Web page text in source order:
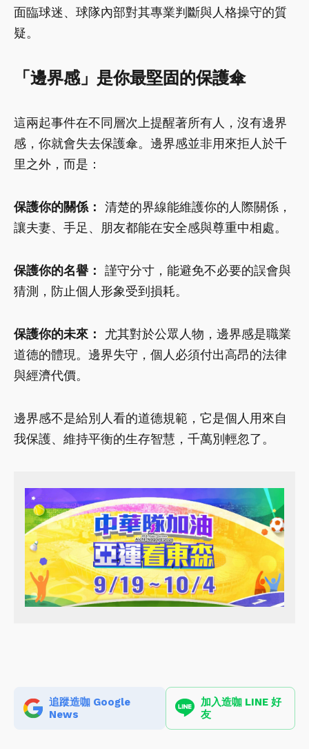
面臨球迷、球隊內部對其專業判斷與人格操守的質
疑。
「邊界感」是你最堅固的保護傘
這兩起事件在不同層次上提醒著所有人，沒有邊界
感，你就會失去保護傘。邊界感並非用來拒人於千
里之外，而是：
保護你的關係：
清楚的界線能維護你的人際關係，
讓夫妻、手足、朋友都能在安全感與尊重中相處。
保護你的名譽：
謹守分寸，能避免不必要的誤會與
猜測，防止個人形象受到損耗。
保護你的未來：
尤其對於公眾人物，邊界感是職業
道德的體現。邊界失守，個人必須付出高昂的法律
與經濟代價。
邊界感不是給別人看的道德規範，它是個人用來自
我保護、維持平衡的生存智慧，千萬別輕忽了。
追蹤造咖 Google
News
加入造咖 LINE 好
友